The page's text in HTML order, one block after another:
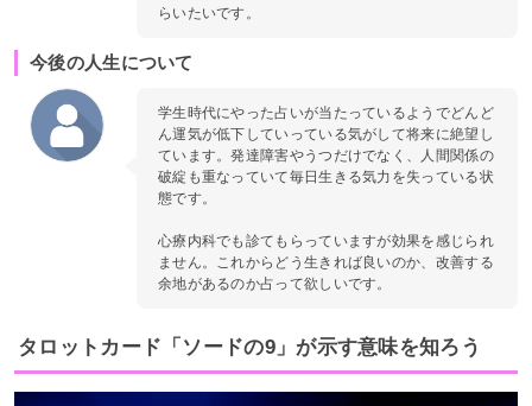
らいたいです。
今後の人生について
学生時代にやった占いが当たっているようでどんど
ん運気が低下していっている気がして将来に絶望し
ています。発達障害やうつだけでなく、人間関係の
破綻も重なっていて毎日生きる気力を失っている状
態です。
心療内科でも診てもらっていますが効果を感じられ
ません。これからどう生きれば良いのか、改善する
余地があるのか占って欲しいです。
タロットカード「ソードの9」が示す意味を知ろう